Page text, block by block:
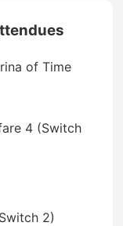
of Time
4 (Switch
2)